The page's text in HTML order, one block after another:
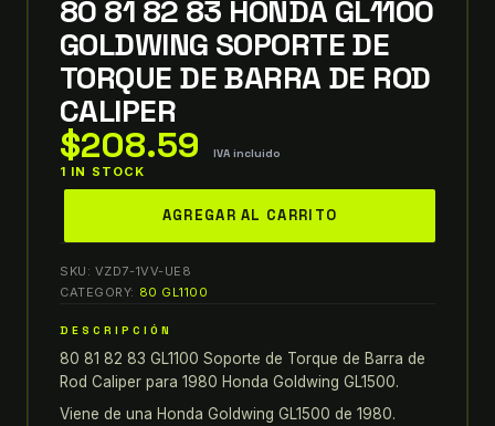
80 81 82 83 HONDA GL1100
GOLDWING SOPORTE DE
TORQUE DE BARRA DE ROD
CALIPER
$208.59 IVA incluido
1 IN STOCK
83
GL1100
GOLDWING
SOPORTE
DE
AGREGAR AL CARRITO
SKU: VZD7-1VV-UE8
CATEGORY: 80 GL1100
DESCRIPCIÓN
80 81 82 83 GL1100 Soporte de Torque de Barra de
Rod Caliper para 1980 Honda Goldwing GL1500.
Viene de una Honda Goldwing GL1500 de 1980.